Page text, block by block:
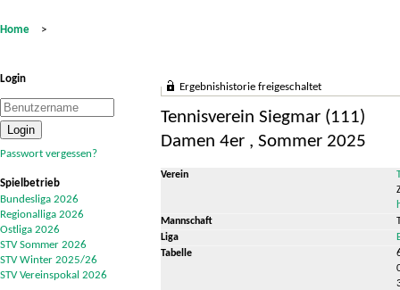
Home >
Login
Passwort vergessen?
Spielbetrieb
Bundesliga 2026
Regionalliga 2026
Ostliga 2026
STV Sommer 2026
STV Winter 2025/26
STV Vereinspokal 2026
Ergebnishistorie freigeschaltet
Tennisverein Siegmar (111)
Damen 4er , Sommer 2025
Verein
Mannschaft
Liga
Tabelle